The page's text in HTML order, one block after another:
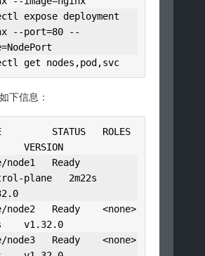
expose deployment
--port=80
--
=NodePort
get nodes ,pod ,svc
下信息：
STATUS   ROLES
VERSION
/node1 Ready
-plane 2m22s
/node2 Ready
<none>
    v1
. 32.0
/node3 Ready
<none>